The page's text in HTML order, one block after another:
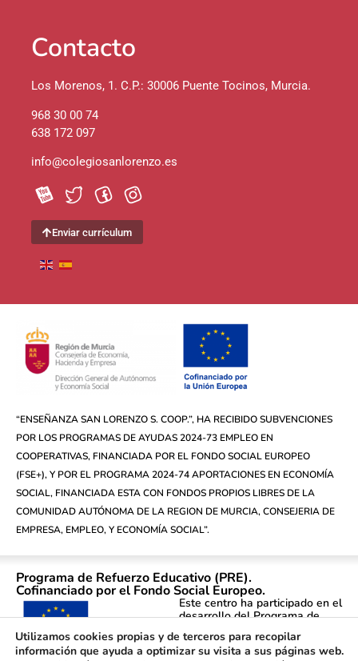
Contacto
Los Morenos, 1. C.P.: 30006 Puente Tocinos, Murcia.
968 30 00 74
638 172 097
info@colegiosanlorenzo.es
Enviar currículum
“ENSEÑANZA SAN LORENZO S. COOP.”, HA RECIBIDO SUBVENCIONES
POR LOS PROGRAMAS DE AYUDAS 2024-73 EMPLEO EN
COOPERATIVAS, FINANCIADA POR EL FONDO SOCIAL EUROPEO
(FSE+), Y POR EL PROGRAMA 2024-74 APORTACIONES EN ECONOMÍA
SOCIAL, FINANCIADA ESTA CON FONDOS PROPIOS LIBRES DE LA
COMUNIDAD AUTÓNOMA DE LA REGION DE MURCIA, CONSEJERIA DE
EMPRESA, EMPLEO, Y ECONOMÍA SOCIAL”.
Programa de Refuerzo Educativo (PRE).
Cofinanciado por el Fondo Social Europeo.
Este centro ha participado en el
desarrollo del Programa de
Refuerzo Educativo (PRE)
atendiendo a alumnado de
primaria y secundaria durante
Utilizamos cookies propias y de terceros para recopilar
información que ayuda a optimizar su visita a sus páginas web.